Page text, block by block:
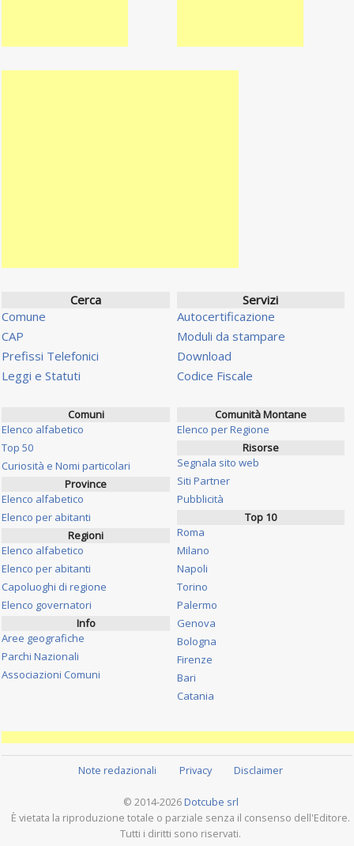
Cerca
Comune
CAP
Prefissi Telefonici
Leggi e Statuti
Servizi
Autocertificazione
Moduli da stampare
Download
Codice Fiscale
Comuni
Elenco alfabetico
Top 50
Curiosità e Nomi particolari
Province
Elenco alfabetico
Elenco per abitanti
Regioni
Elenco alfabetico
Elenco per abitanti
Capoluoghi di regione
Elenco governatori
Info
Aree geografiche
Parchi Nazionali
Associazioni Comuni
Comunità Montane
Elenco per Regione
Risorse
Segnala sito web
Siti Partner
Pubblicità
Top 10
Roma
Milano
Napoli
Torino
Palermo
Genova
Bologna
Firenze
Bari
Catania
Note redazionali Privacy Disclaimer
© 2014-2026 Dotcube srl
È vietata la riproduzione totale o parziale senza il consenso dell'Editore.
Tutti i diritti sono riservati.